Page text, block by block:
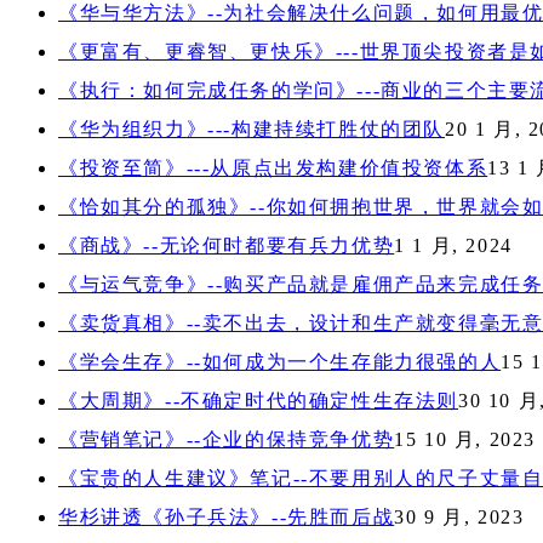
《华与华方法》--为社会解决什么问题，如何用最
《更富有、更睿智、更快乐》---世界顶尖投资者
《执行：如何完成任务的学问》---商业的三个主要
《华为组织力》---构建持续打胜仗的团队 20 1 月,
《投资至简》---从原点出发构建价值投资体系13 1
《恰如其分的孤独》--你如何拥抱世界，世界就会
《商战》--无论何时都要有兵力优势1 1 月, 2024
《与运气竞争》--购买产品就是雇佣产品来完成任务
《卖货真相》--卖不出去，设计和生产就变得毫无
《学会生存》--如何成为一个生存能力很强的人 15
《大周期》--不确定时代的确定性生存法则30 10
《营销笔记》--企业的保持竞争优势15 10 月, 2023
《宝贵的人生建议》笔记--不要用别人的尺子丈量
华杉讲透《孙子兵法》--先胜而后战30 9 月, 2023